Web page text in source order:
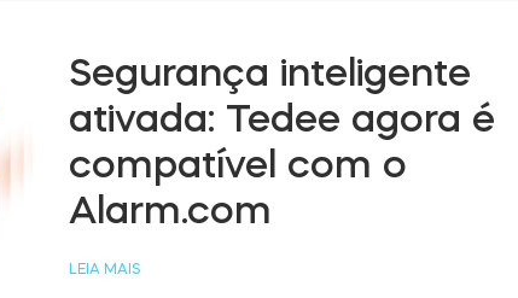
Segurança inteligente
ativada: Tedee agora é
compatível com o
Alarm.com
LEIA MAIS